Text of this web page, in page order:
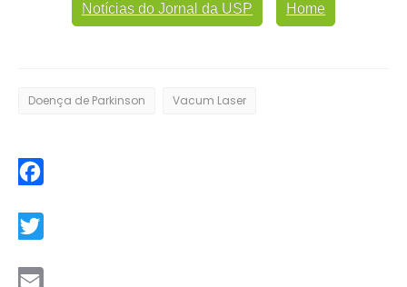
Notícias do Jornal da USP Home
Doença de Parkinson Vacum Laser